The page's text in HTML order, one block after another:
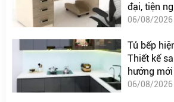
đại, tiện
06/08/2026
Tủ bếp
Thiết kế
hướng mới
06/08/2026